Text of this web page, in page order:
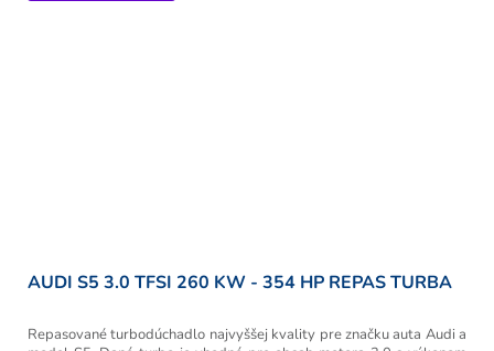
AUDI S5 3.0 TFSI 260 KW - 354 HP REPAS TURBA
Repasované turbodúchadlo najvyššej kvality pre značku auta Audi a